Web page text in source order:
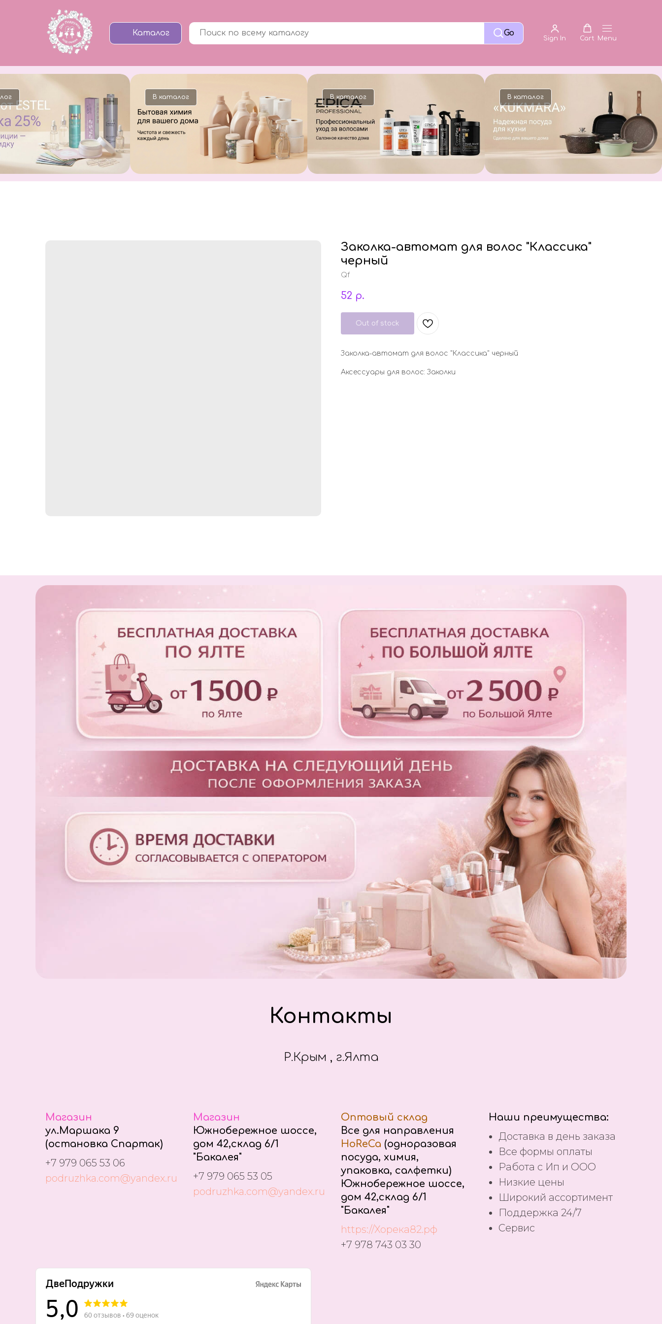
Каталог Go
Sign In Cart Menu
В каталог В каталог В каталог
Заколка-автомат для волос "Классика"
черный
Qf
52 р.
Out of stock
Заколка-автомат для волос "Классика" черный
Аксессуары для волос: Заколки
Контакты
Р.Крым , г.Ялта
Магазин
ул.Маршака 9
(остановка Спартак)
+7 979 065 53 06
podruzhka.com@yandex.ru
Магазин
Южнобережное шоссе,
дом 42,склад 6/1
"Бакалея"
+7 979 065 53 05
podruzhka.com@yandex.ru
Оптовый склад
Все для направления
HoReCa (одноразовая
посуда, химия,
упаковка, салфетки)
Южнобережное шоссе,
дом 42,склад 6/1
"Бакалея"
https://Хорека82.рф
+7 978 743 03 30
Наши преимущества:
Доставка в день заказа
Все формы оплаты
Работа с Ип и ООО
Низкие цены
Широкий ассортимент
Поддержка 24/7
Сервис